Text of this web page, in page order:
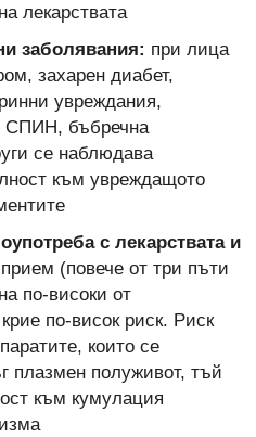
лекарствата
заболявания: при лица
захарен диабет,
увреждания,
СПИН, бъбречна
се наблюдава
към увреждащото
с лекарствата и
(повече от три пъти
по-високи от
по-висок риск. Риск
които се
плазмен полуживот, тъй
към кумулация